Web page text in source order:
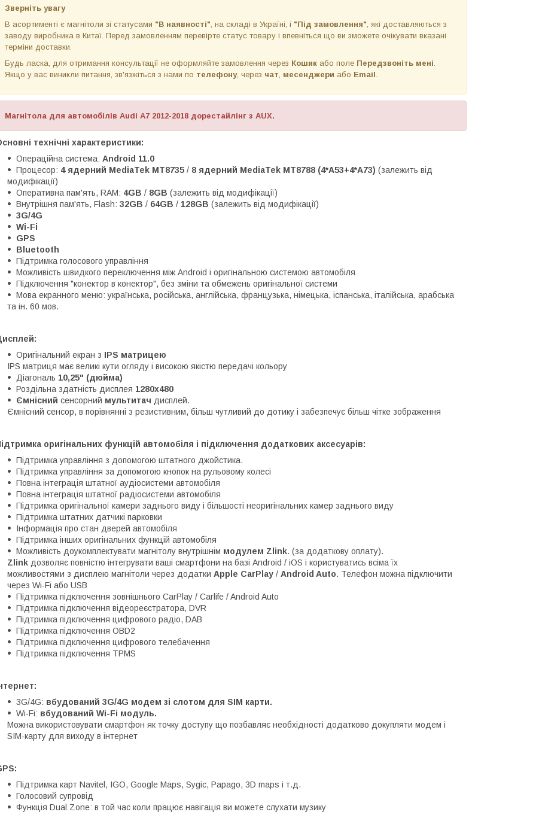
Зверніть увагу
В асортименті є магнітоли зі статусами "В наявності" , на складі в Україні, і "Під замовлення" , які доставляються з
заводу виробника в Китаї. Перед замовленням перевірте статус товару і впевніться що ви зможете очікувати вказані
терміни доставки.
Будь ласка, для отримання консультації не оформляйте замовлення через Кошик або поле Передзвоніть мені
Якщо у вас виникли питання, зв'язжіться з нами по телефону, через чат месенджери або Email
Магнітола для автомобілів Audi A7 2012-2018 дорестайлінг з AUX.
технічні характеристики:
Операційна система: Android 11.0
Процесор: 4 ядерний MediaTek MT8735 / 8 ядерний MediaTek MT8788 (4*A53+4*A73) (залежить від
модифікації)
Оперативна пам'ять, RAM: 4GB / 8GB (залежить від модифікації)
Внутрішня пам'ять, Flash: 32GB / 64GB / 128GB (залежить від модифікації)
3G/4G
Wi-Fi
GPS
Bluetooth
Підтримка голосового управління
Можливість швидкого переключення між Android і оригінальною системою автомобіля
Підключення "конектор в конектор", без зміни та обмежень оригінальної системи
Мова екранного меню: українська, російська, англійська, французька, німецька, іспанська, італійська, арабська
та ін. 60 мов.
Оригінальний екран з IPS матрицею
IPS матриця має великі кути огляду і високою якістю передачі кольору
Діагональ 10,25" (дюйма)
Роздільна здатність дисплея 1280x480
Ємнісний сенсорний мультитач дисплей.
Ємнісний сенсор, в порівнянні з резистивним, більш чутливий до дотику і забезпечує більш чітке зображення
оригінальних функцій автомобіля і підключення додаткових аксесуарів:
Підтримка управління з допомогою штатного джойстика.
Підтримка управління за допомогою кнопок на рульовому колесі
Повна інтеграція штатної аудіосистеми автомобіля
Повна інтеграція штатної радіосистеми автомобіля
Підтримка оригінальної камери заднього виду і більшості неоригінальних камер заднього виду
Підтримка штатних датчикі парковки
Інформація про стан дверей автомобіля
Підтримка інших оригінальних функцій автомобіля
Можливість доукомплектувати магнітолу внутрішнім модулем Zlink. (за додаткову оплату).
Zlink дозволяє повністю інтегрувати ваші смартфони на базі Android / iOS і користуватись всіма їх
можливостями з дисплею магнітоли через додатки Apple CarPlay / Android Auto. Телефон можна підключити
через Wi-Fi або USB
Підтримка підключення зовнішнього CarPlay / Carlife / Android Auto
Підтримка підключення відеореєстратора, DVR
Підтримка підключення цифрового радіо, DAB
Підтримка підключення OBD2
Підтримка підключення цифрового телебачення
Підтримка підключення TPMS
3G/4G: вбудований 3G/4G модем зі слотом для SIM карти.
Wi-Fi: вбудований Wi-Fi модуль.
Можна використовувати смартфон як точку доступу що позбавляє необхідності додатково докупляти модем і
SIM-карту для виходу в інтернет
Підтримка карт Navitel, IGO, Google Maps, Sygic, Papago, 3D maps і т.д.
Голосовий супровід
Функція Dual Zone: в той час коли працює навігація ви можете слухати музику